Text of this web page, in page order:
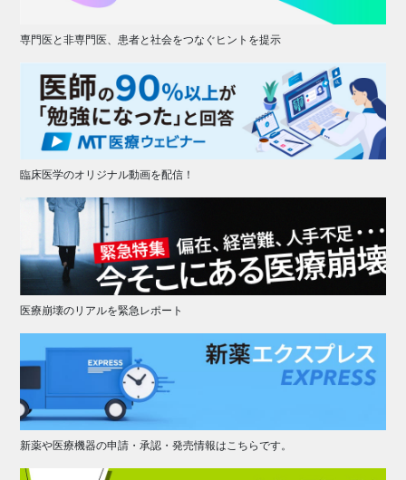
専門医と非専門医、患者と社会をつなぐヒントを提示
臨床医学のオリジナル動画を配信！
医療崩壊のリアルを緊急レポート
新薬や医療機器の申請・承認・発売情報はこちらです。